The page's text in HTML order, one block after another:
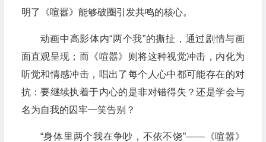
明了《喧嚣》能够破圈引发共鸣的核心。
动画中高影体内“两个我”的撕扯，通过剧情与画
面直观呈现；而《喧嚣》则将这种视觉冲击，内化为
听觉和情感冲击，唱出了每个人心中都可能存在的对
抗：要继续执着于内心的是非对错得失？还是学会与
名为自我的囚牢一笑告别？
“身体里两个我在争吵，不依不饶”——《喧嚣》